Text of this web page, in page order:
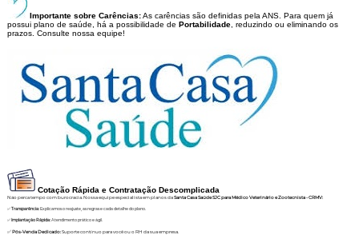
Importante sobre Carências:As carências são definidas pela ANS. Para quem já
possui plano de saúde, há a possibilidade de Portabilidade, reduzindo ou eliminando os
prazos. Consulte nossa equipe!
Cotação Rápida e Contratação Descomplicada
Não perca tempo com burocracia. Nossa equipe especialista em planos daSanta Casa Saúde SJC para Médico Veterinário e Zootecnista - CRMV:
✅Transparência:Explicamos o reajuste, as regras e cada detalhe do plano.
✅ Implantação Rápida:Atendimento prático e ágil.
✅ Pós-Venda Dedicado:Suporte contínuo para você ou o RH da sua empresa.